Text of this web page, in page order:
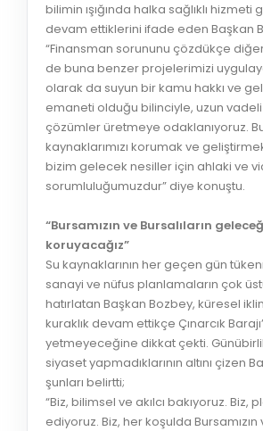
bilimin ışığında halka sağlıklı hizmeti
devam ettiklerini ifade eden Başkan
“Finansman sorununu çözdükçe
de buna benzer projelerimizi
olarak da suyun bir kamu hakkı ve
emaneti olduğu bilinciyle, uzun
çözümler üretmeye odaklanıyoruz.
kaynaklarımızı korumak ve
bizim gelecek nesiller için ahlaki ve
sorumluluğumuzdur” diye konuştu.
“Bursamızın ve Bursalıların
koruyacağız”
Su kaynaklarının her geçen gün
sanayi ve nüfus planlamaların çok
hatırlatan Başkan Bozbey, küresel
kuraklık devam ettikçe Çınarcık
yetmeyeceğine dikkat çekti.
siyaset yapmadıklarının altını çizen
şunları belirtti;
“Biz, bilimsel ve akılcı bakıyoruz. Biz,
ediyoruz. Biz, her koşulda Bursamızın